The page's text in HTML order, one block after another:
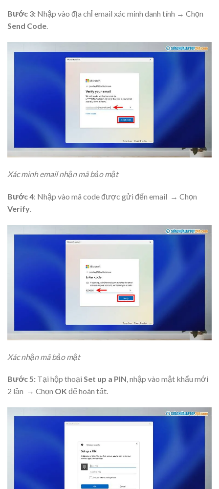
Bước 3: Nhập vào địa chỉ email xác minh danh tính → Chọn
Send Code.
Xác minh email nhận mã bảo mật
Bước 4: Nhập vào mã code được gửi đến email → Chọn
Verify
Xác nhận mã bảo mật
Bước 5: Tại hộp thoại Set up a PIN, nhập vào mật khẩu mới
2 lần → Chọn OK để hoàn tất.